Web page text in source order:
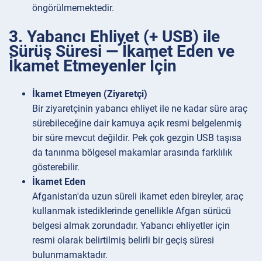
öngörülmemektedir.
3. Yabancı Ehliyet (+ USB) ile
Sürüş Süresi — İkamet Eden ve
İkamet Etmeyenler İçin
İkamet Etmeyen (Ziyaretçi)
Bir ziyaretçinin yabancı ehliyet ile ne kadar süre araç
sürebileceğine dair kamuya açık resmi belgelenmiş
bir süre mevcut değildir. Pek çok gezgin USB taşısa
da tanınma bölgesel makamlar arasında farklılık
gösterebilir.
İkamet Eden
Afganistan'da uzun süreli ikamet eden bireyler, araç
kullanmak istediklerinde genellikle Afgan sürücü
belgesi almak zorundadır. Yabancı ehliyetler için
resmi olarak belirtilmiş belirli bir geçiş süresi
bulunmamaktadır.